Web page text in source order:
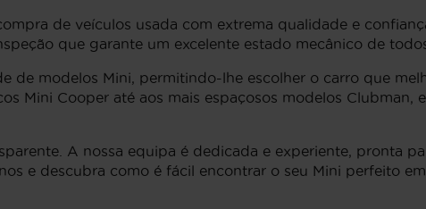
de veículos usada com extrema qualidade e
que garante um excelente estado mecânico de
de modelos Mini, permitindo-lhe escolher o carro que
Mini Cooper até aos mais espaçosos modelos
A nossa equipa é dedicada e experiente, pronta
e descubra como é fácil encontrar o seu Mini perfeito em